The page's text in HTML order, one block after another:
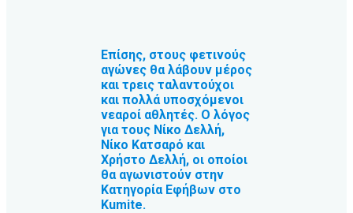
Επίσης, στους φετινούς
αγώνες θα λάβουν μέρος
και τρεις ταλαντούχοι
και πολλά υποσχόμενοι
νεαροί αθλητές. Ο λόγος
για τους Νίκο Δελλή,
Νίκο Κατσαρό και
Χρήστο Δελλή, οι οποίοι
θα αγωνιστούν στην
Κατηγορία Εφήβων στο
Kumite.